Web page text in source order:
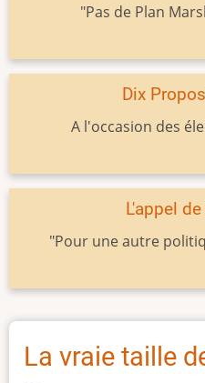
"Pas de Plan
Dix
A l'occasion des
L'appel
"Pour une autre
La vraie taille